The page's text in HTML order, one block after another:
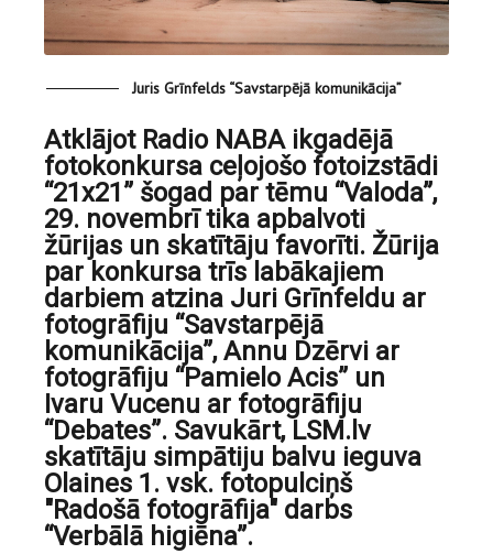
Juris Grīnfelds “Savstarpējā komunikācija”
Atklājot Radio NABA ikgadējā
fotokonkursa ceļojošo fotoizstādi
“21x21” šogad par tēmu “Valoda”,
29. novembrī tika apbalvoti
žūrijas un skatītāju favorīti. Žūrija
par konkursa trīs labākajiem
darbiem atzina Juri Grīnfeldu ar
fotogrāfiju “Savstarpējā
komunikācija”, Annu Dzērvi ar
fotogrāfiju “Pamielo Acis” un
Ivaru Vucenu ar fotogrāfiju
“Debates”. Savukārt, LSM.lv
skatītāju simpātiju balvu ieguva
Olaines 1. vsk. fotopulciņš
"Radošā fotogrāfija" darbs
“Verbālā higiēna”.